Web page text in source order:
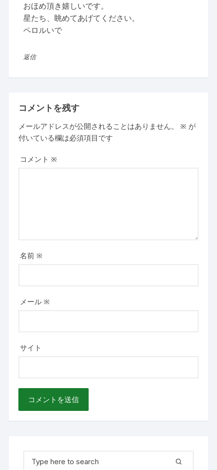
おほめ頂き嬉しいです。
星たち、眺めてあげてください。
ペロルいで
返信
コメントを残す
メールアドレスが公開されることはありません。 ※ が
付いている欄は必須項目です
コメント※
名前※
メール※
サイト